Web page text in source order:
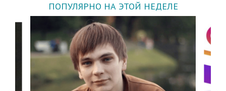
ПОПУЛЯРНО НА ЭТОЙ НЕДЕЛЕ